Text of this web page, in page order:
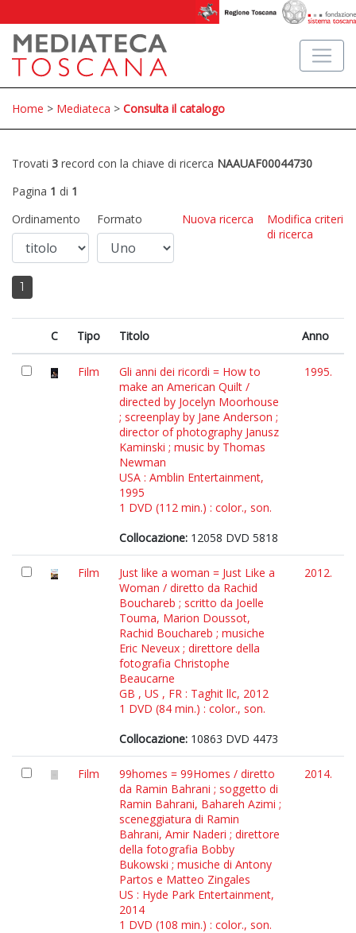
Home > Mediateca > Consulta il catalogo
Trovati 3 record con la chiave di ricerca NAAUAF00044730
Pagina 1 di 1
Ordinamento
Formato Nuova ricerca
Modifica criteri
di ricerca
1
C Tipo Titolo Anno
Film
Gli anni dei ricordi = How to
make an American Quilt /
directed by Jocelyn Moorhouse
; screenplay by Jane Anderson ;
director of photography Janusz
Kaminski ; music by Thomas
Newman
USA : Amblin Entertainment,
1995
1 DVD (112 min.) : color., son.
Collocazione: 12058 DVD 5818
1995.
Film
Just like a woman = Just Like a
Woman / diretto da Rachid
Bouchareb ; scritto da Joelle
Touma, Marion Doussot,
Rachid Bouchareb ; musiche
Eric Neveux ; direttore della
fotografia Christophe
Beaucarne
GB , US , FR : Taghit llc, 2012
1 DVD (84 min.) : color., son.
Collocazione: 10863 DVD 4473
2012.
Film
99homes = 99Homes / diretto
da Ramin Bahrani ; soggetto di
Ramin Bahrani, Bahareh Azimi ;
sceneggiatura di Ramin
Bahrani, Amir Naderi ; direttore
della fotografia Bobby
Bukowski ; musiche di Antony
Partos e Matteo Zingales
US : Hyde Park Entertainment,
2014
1 DVD (108 min.) : color., son.
2014.